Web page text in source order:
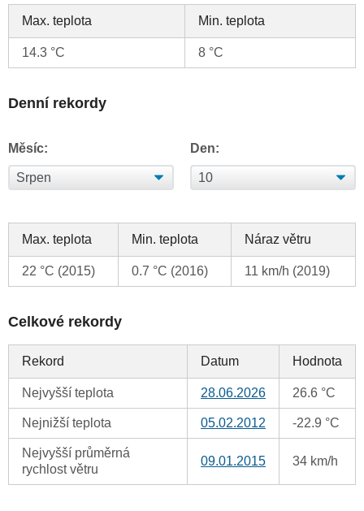
Max. teplota Min. teplota
14.3 °C 8 °C
Denní rekordy
Měsíc: Den:
Max. teplota Min. teplota Náraz větru
22 °C (2015) 0.7 °C (2016) 11 km/h (2019)
Celkové rekordy
Rekord Datum Hodnota
Nejvyšší teplota 28.06.2026 26.6 °C
Nejnižší teplota 05.02.2012 -22.9 °C
Nejvyšší průměrná
rychlost větru
09.01.2015 34 km/h